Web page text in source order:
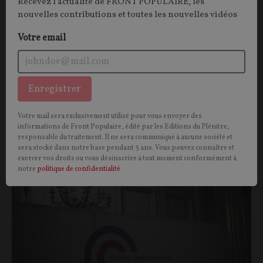
Michel ONFRAY 25/07/2026 150commentaires
Vous aimerez aussi
OPINIONSPOLITIQUE
nouvelles contributions et toutes les nouvelles vidéos
Votre email
Enregistrer
Votre mail sera exclusivement utilisé pour vous envoyer des
informations de Front Populaire, édité par les Editions du Plénitre,
responsable du traitement. Il ne sera communiqué à aucune société et
sera stocké dans notre base pendant 3 ans. Vous pouvez connaître et
exercer vos droits ou vous désinscrire à tout moment conformément à
notre politique de confidentialité